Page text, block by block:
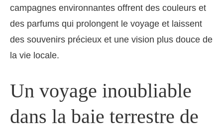
campagnes environnantes offrent des couleurs et
des parfums qui prolongent le voyage et laissent
des souvenirs précieux et une vision plus douce de
la vie locale.
Un voyage inoubliable
dans la baie terrestre de